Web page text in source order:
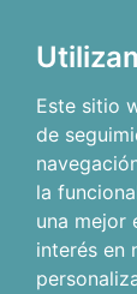
Este sitio
de
la
una mejor
interés en